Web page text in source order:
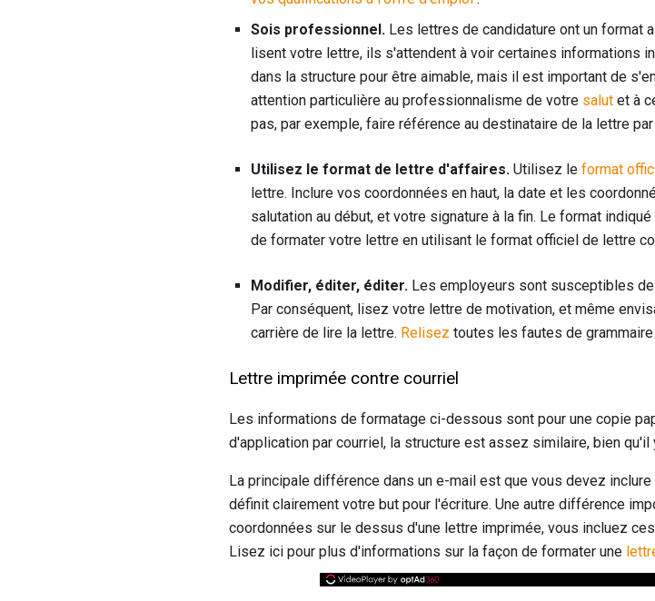
Sois professionnel. Les lettres de candidature ont un
lisent votre lettre, ils s'attendent à voir certaines informations
dans la structure pour être aimable, mais il est important de
attention particulière au professionnalisme de votre salut et à
pas, par exemple, faire référence au destinataire de la lettre
Utilisez le format de lettre d'affaires. Utilisez le format
lettre. Inclure vos coordonnées en haut, la date et les
salutation au début, et votre signature à la fin. Le format
de formater votre lettre en utilisant le format officiel de lettre
Modifier, éditer, éditer. Les employeurs sont susceptibles
Par conséquent, lisez votre lettre de motivation, et même
carrière de lire la lettre. Relisez toutes les fautes de grammaire
Lettre imprimée contre courriel
Les informations de formatage ci-dessous sont pour une copie
d'application par courriel, la structure est assez similaire, bien
La principale différence dans un e-mail est que vous devez inclure
définit clairement votre but pour l'écriture. Une autre différence
coordonnées sur le dessus d'une lettre imprimée, vous incluez
Lisez ici pour plus d'informations sur la façon de formater une